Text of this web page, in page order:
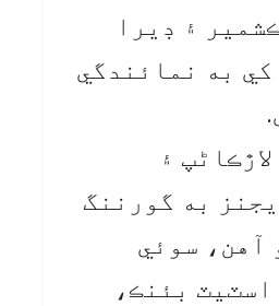
۽ ڊيرا
کي به نمائندگي
۽
به گورننگ
آهن، سوئي
بئنڪ،